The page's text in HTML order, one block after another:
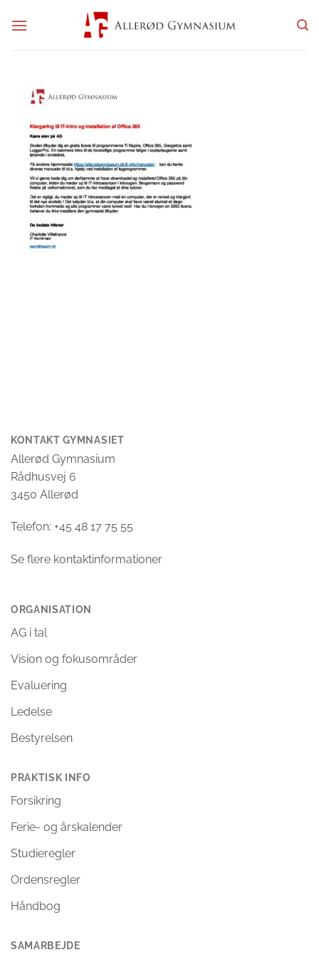
KONTAKT GYMNASIET
Allerød Gymnasium
Rådhusvej 6
3450 Allerød
Telefon: +45 48 17 75 55
Se flere kontaktinformationer
ORGANISATION
AG i tal
Vision og fokusområder
Evaluering
Ledelse
Bestyrelsen
PRAKTISK INFO
Forsikring
Ferie- og årskalender
Studieregler
Ordensregler
Håndbog
SAMARBEJDE